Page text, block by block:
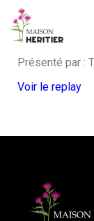
Au programme
l’honneur pour
Présenté par :
Voir le replay